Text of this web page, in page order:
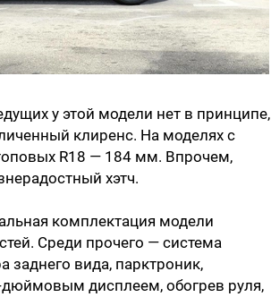
у этой модели нет в принципе,
клиренс. На моделях с
R18 — 184 мм. Впрочем,
хэтч.
комплектация модели
Среди прочего — система
заднего вида, парктроник,
дюймовым дисплеем, обогрев руля,